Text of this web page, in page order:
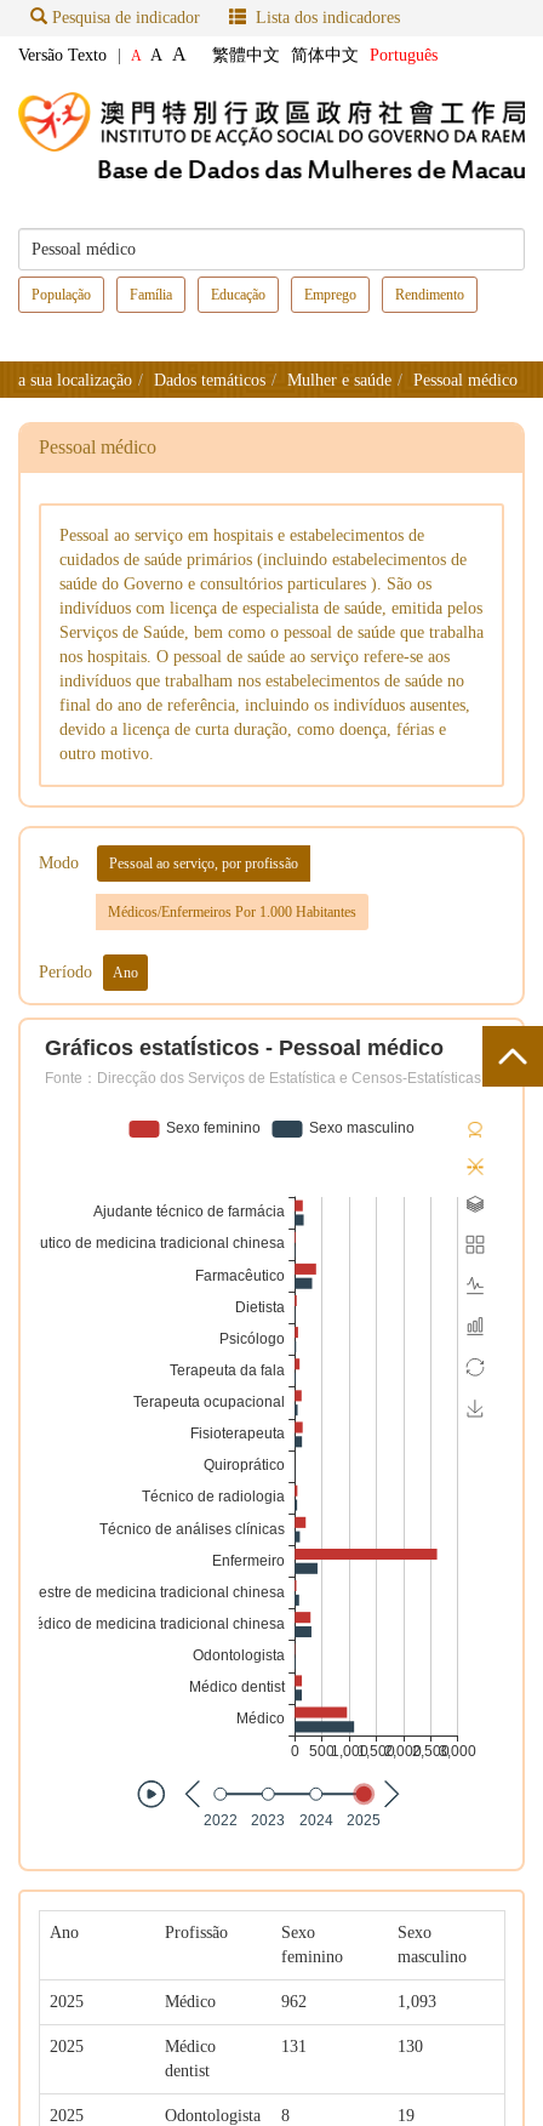
Pesquisa de indicador Lista dos indicadores
Versão Texto A A A 繁體中文 简体中文 Português
População Família Educação Emprego Rendimento
a sua localização Dados temáticos Mulher e saúde Pessoal médico
Pessoal médico
Pessoal ao serviço em hospitais e estabelecimentos de
cuidados de saúde primários (incluindo estabelecimentos de
saúde do Governo e consultórios particulares ). São os
indivíduos com licença de especialista de saúde, emitida pelos
Serviços de Saúde, bem como o pessoal de saúde que trabalha
nos hospitais. O pessoal de saúde ao serviço refere-se aos
indivíduos que trabalham nos estabelecimentos de saúde no
final do ano de referência, incluindo os indivíduos ausentes,
devido a licença de curta duração, como doença, férias e
outro motivo.
Modo Pessoal ao serviço, por profissão
Médicos/Enfermeiros Por 1.000 Habitantes
Período Ano
Ano Profissão
Sexo
feminino
Sexo
masculino
2025 Médico 962 1,093
2025
Médico
dentist
131 130
2025 Odontologista 8 19